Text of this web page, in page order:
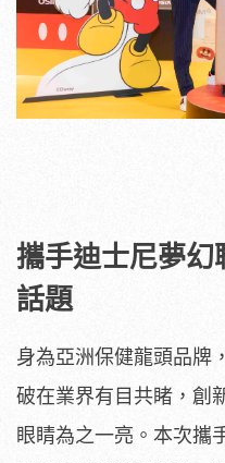
攜手迪士尼夢幻
話題
身為亞洲保健龍頭品牌
破在業界有目共睹，創
眼睛為之一亮。本次攜